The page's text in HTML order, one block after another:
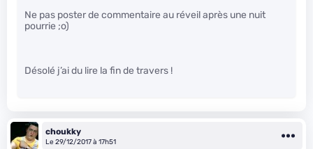
Ne pas poster de commentaire au réveil après une nuit
pourrie ;o)
Désolé j’ai du lire la fin de travers !
choukky
Le 29/12/2017 à 17h51